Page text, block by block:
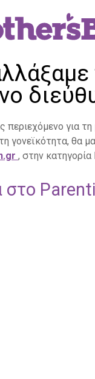
περιεχόμενο για
γονεϊκότητα, θα
, στην κατηγορία
στο